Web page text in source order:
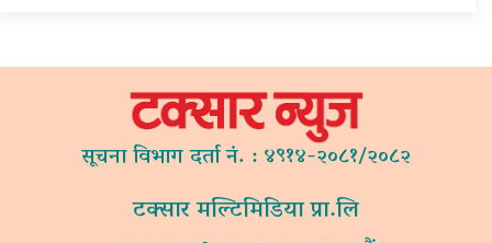
सूचना विभाग दर्ता नं. : ४९१४-२०८१/२०८२
टक्सार मल्टिमिडिया प्रा.लि